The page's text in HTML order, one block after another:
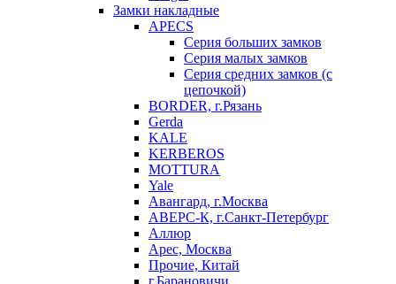
Замки накладные
APECS
Серия больших замков
Серия малых замков
Серия средних замков (с
цепочкой)
BORDER, г.Рязань
Gerda
KALE
KERBEROS
MOTTURA
Yale
Авангард, г.Москва
АВЕРС-К, г.Санкт-Петербург
Аллюр
Арес, Москва
Прочие, Китай
г.Барановичи